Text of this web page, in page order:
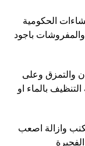
الحكومية
والمفروشات باجود
والتمزق وعلى
بالماء او
وازالة اصعب